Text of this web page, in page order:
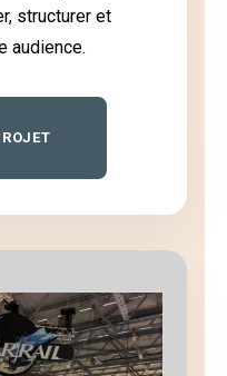
structurer et
audience.